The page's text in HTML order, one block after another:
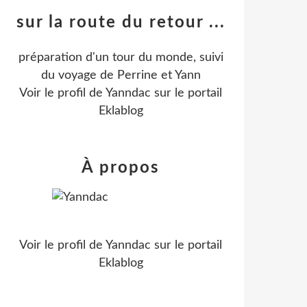
sur la route du retour ...
préparation d'un tour du monde, suivi
du voyage de Perrine et Yann
Voir le profil de Yanndac sur le portail
Eklablog
À propos
Voir le profil de Yanndac sur le portail
Eklablog